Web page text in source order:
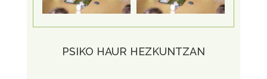
PSIKO HAUR HEZKUNTZAN